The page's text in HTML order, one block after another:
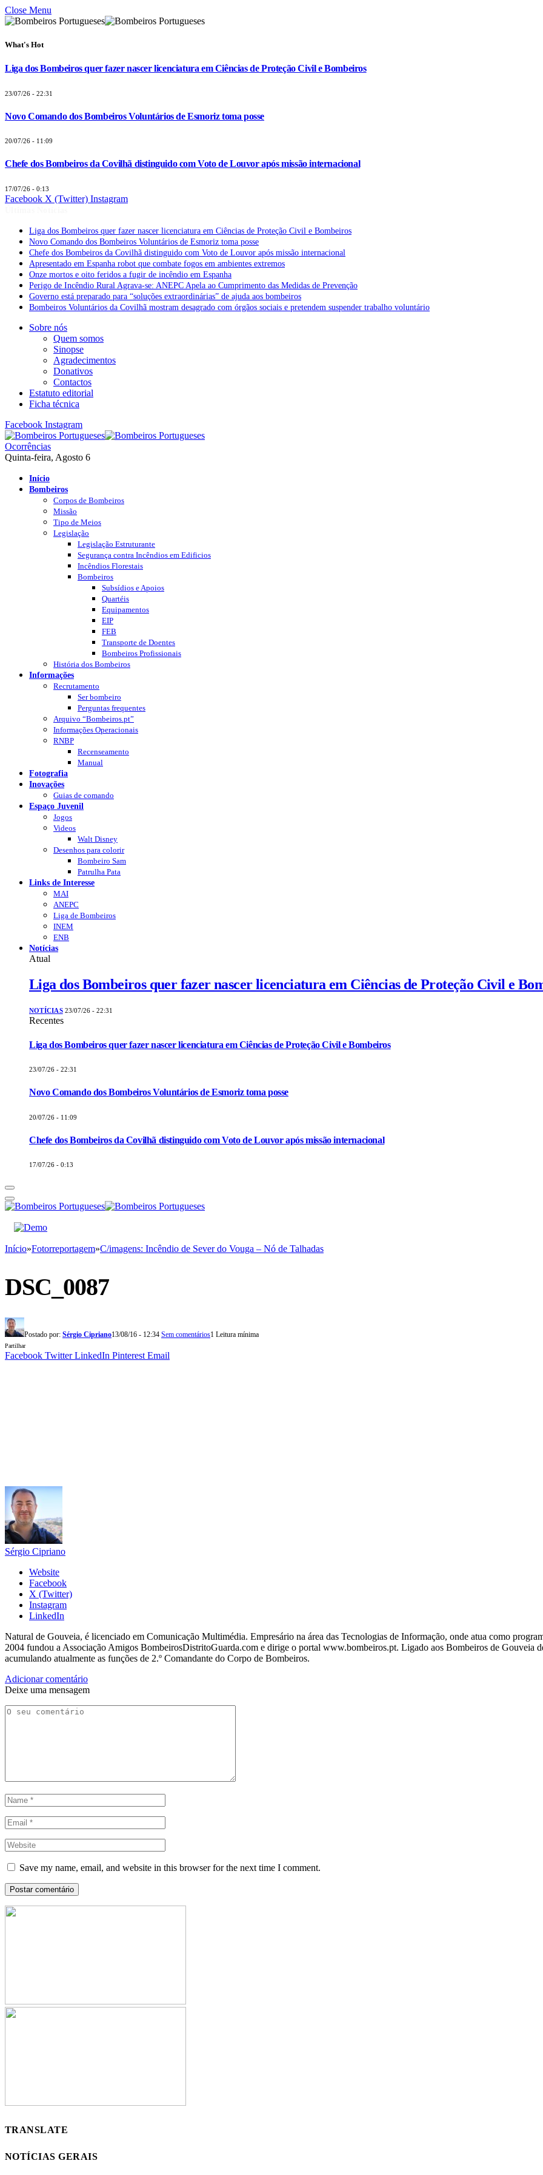
Close Menu
What's Hot
Liga dos Bombeiros quer fazer nascer licenciatura em Ciências de Proteção Civil e Bombeiros
23/07/26 - 22:31
Novo Comando dos Bombeiros Voluntários de Esmoriz toma posse
20/07/26 - 11:09
Chefe dos Bombeiros da Covilhã distinguido com Voto de Louvor após missão internacional
17/07/26 - 0:13
Facebook X (Twitter) Instagram
Liga dos Bombeiros quer fazer nascer licenciatura em Ciências de Proteção Civil e Bombeiros
Novo Comando dos Bombeiros Voluntários de Esmoriz toma posse
Chefe dos Bombeiros da Covilhã distinguido com Voto de Louvor após missão internacional
Apresentado em Espanha robot que combate fogos em ambientes extremos
Onze mortos e oito feridos a fugir de incêndio em Espanha
Perigo de Incêndio Rural Agrava-se: ANEPC Apela ao Cumprimento das Medidas de Prevenção
Governo está preparado para “soluções extraordinárias” de ajuda aos bombeiros
Bombeiros Voluntários da Covilhã mostram desagrado com órgãos sociais e pretendem suspender trabalho voluntário
Sobre nós
Quem somos
Sinopse
Agradecimentos
Donativos
Contactos
Estatuto editorial
Ficha técnica
Facebook Instagram
Ocorrências
Quinta-feira, Agosto 6
Início
Bombeiros
Corpos de Bombeiros
Missão
Tipo de Meios
Legislação
Legislação Estruturante
Segurança contra Incêndios em Edificios
Incêndios Florestais
Bombeiros
Subsídios e Apoios
Quartéis
Equipamentos
EIP
FEB
Transporte de Doentes
Bombeiros Profissionais
História dos Bombeiros
Informações
Recrutamento
Ser bombeiro
Perguntas frequentes
Arquivo “Bombeiros.pt”
Informações Operacionais
RNBP
Recenseamento
Manual
Fotografia
Inovações
Guias de comando
Espaço Juvenil
Jogos
Videos
Walt Disney
Desenhos para colorir
Bombeiro Sam
Patrulha Pata
Links de Interesse
MAI
ANEPC
Liga de Bombeiros
INEM
ENB
Notícias
Atual
Liga dos Bombeiros quer fazer nascer licenciatura em Ciências de Proteção Civil e
NOTÍCIAS 23/07/26 - 22:31
Recentes
Liga dos Bombeiros quer fazer nascer licenciatura em Ciências de Proteção Civil e Bombeiros
23/07/26 - 22:31
Novo Comando dos Bombeiros Voluntários de Esmoriz toma posse
20/07/26 - 11:09
Chefe dos Bombeiros da Covilhã distinguido com Voto de Louvor após missão internacional
17/07/26 - 0:13
Início»Fotorreportagem»C/imagens: Incêndio de Sever do Vouga – Nó de Talhadas
DSC_0087
Postado por: Sérgio Cipriano13/08/16 - 12:34 Sem comentários1 Leitura mínima
Partilhar
Facebook Twitter LinkedIn Pinterest Email
Sérgio Cipriano
Website
Facebook
X (Twitter)
Instagram
LinkedIn
Natural de Gouveia, é licenciado em Comunicação Multimédia. Empresário na área das Tecnologias de Informação, onde atua como
2004 fundou a Associação Amigos BombeirosDistritoGuarda.com e dirige o portal www.bombeiros.pt. Ligado aos Bombeiros de Gouveia
acumulando atualmente as funções de 2.º Comandante do Corpo de Bombeiros.
Adicionar comentário
Deixe uma mensagem
Save my name, email, and website in this browser for the next time I comment.
TRANSLATE
NOTÍCIAS GERAIS